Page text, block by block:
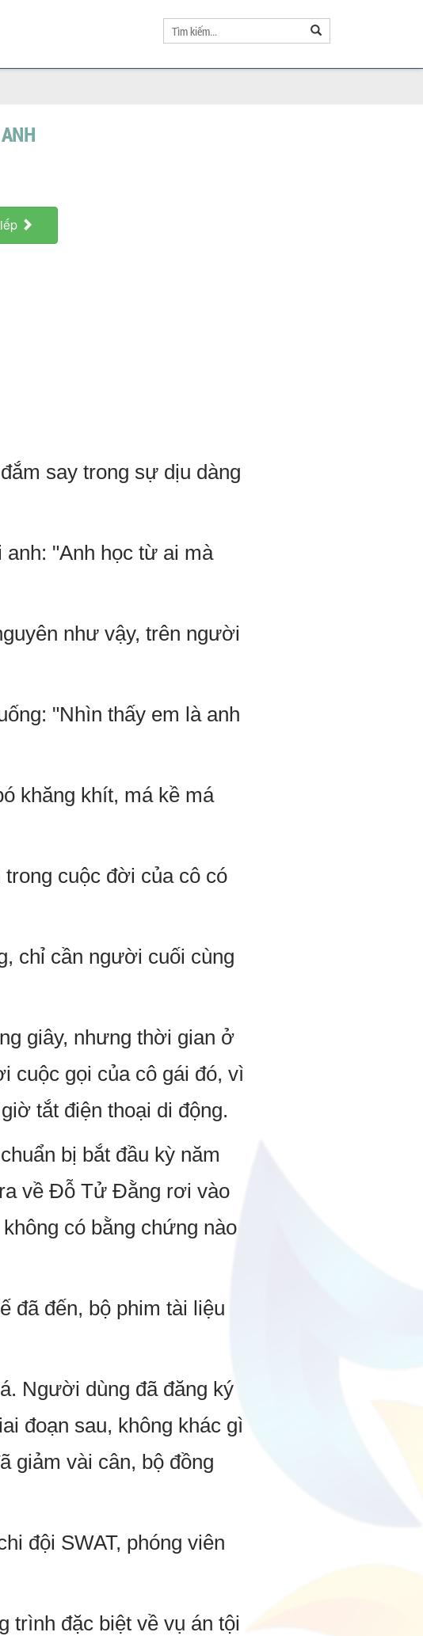
say trong sự dịu dàng
"Anh học từ ai mà
như vậy, trên người
"Nhìn thấy em là anh
khăng khít, má kề má
cuộc đời của cô có
chỉ cần người cuối cùng
giây, nhưng thời gian ở
cuộc gọi của cô gái đó, vì
tắt điện thoại di động.
bị bắt đầu kỳ năm
về Đỗ Tử Đằng rơi vào
có bằng chứng nào
đã đến, bộ phim tài liệu
Người dùng đã đăng ký
đoạn sau, không khác gì
giảm vài cân, bộ đồng
đội SWAT, phóng viên
đặc biệt về vụ án tội